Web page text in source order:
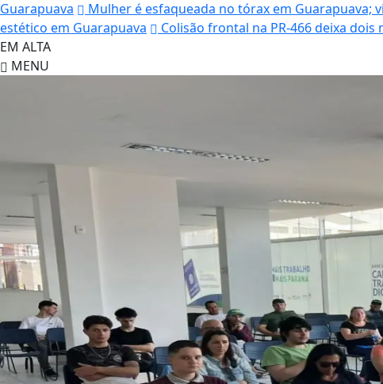
Guarapuava
Mulher é esfaqueada no tórax em Guarapuava;
estético em Guarapuava
Colisão frontal na PR-466 deixa
EM ALTA
MENU